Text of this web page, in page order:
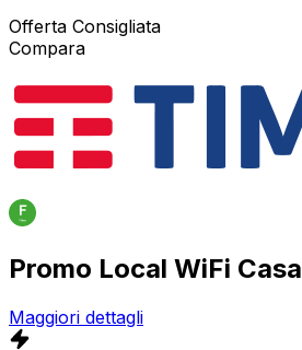
Offerta Consigliata
Compara
Promo Local WiFi Casa
Maggiori dettagli